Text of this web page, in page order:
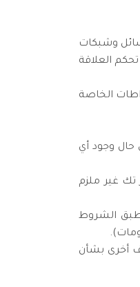
وشبكات
العلاقة
الخاصة
حال وجود أي
تك غير ملزم
الشروط
أخرى بشأن